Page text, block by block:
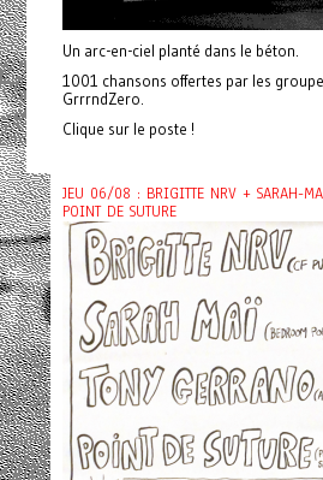
Un arc-en-ciel planté dans le béton.
1001 chansons offertes par les
GrrrndZero.
Clique sur le poste !
JEU 06/08 : BRIGITTE NRV + SARAH-
POINT DE SUTURE